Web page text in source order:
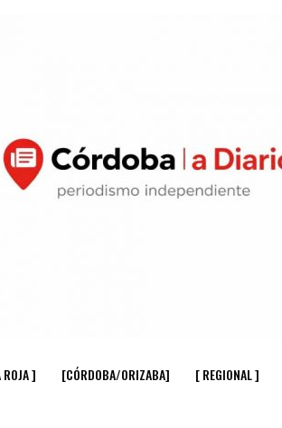
] [CÓRDOBA/ORIZABA] [ REGIONAL ]